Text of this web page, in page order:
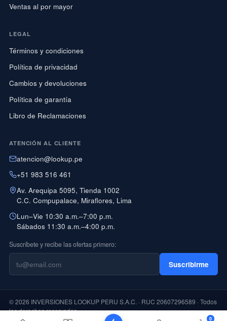
0
Ventas al por mayor
LEGAL
Términos y condiciones
Política de privacidad
Cambios y devoluciones
Política de garantía
Libro de Reclamaciones
ATENCIÓN AL CLIENTE
atencion@lookup.pe
+51 983 516 461
Av. Arequipa 5095, Tienda 1002
C.C. Compupalace, Miraflores, Lima
Lun–Vie 10:30 a.m.–7:00 p.m.
Sábados 11:30 a.m.–4:00 p.m.
Suscríbete y recibe las ofertas primero:
Suscribirme
© 2026 INVERSIONES LOOKUP PERU S.A.C. · RUC 20607296589 · Todos
los derechos reservados